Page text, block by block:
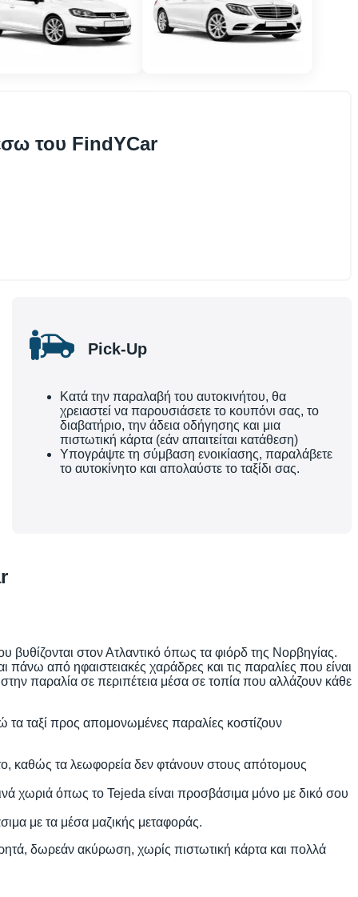
του FindYCar
Pick-Up
Κατά την παραλαβή του αυτοκινήτου, θα
χρειαστεί να παρουσιάσετε το κουπόνι σας, το
διαβατήριο, την άδεια οδήγησης και μια
πιστωτική κάρτα (εάν απαιτείται κατάθεση)
Υπογράψτε τη σύμβαση ενοικίασης, παραλάβετε
το αυτοκίνητο και απολαύστε το ταξίδι σας.
βυθίζονται στον Ατλαντικό όπως τα φιόρδ της Νορβηγίας.
από ηφαιστειακές χαράδρες και τις παραλίες που είναι
παραλία σε περιπέτεια μέσα σε τοπία που αλλάζουν κάθε
τα ταξί προς απομονωμένες παραλίες κοστίζουν
καθώς τα λεωφορεία δεν φτάνουν στους απότομους
χωριά όπως το Tejeda είναι προσβάσιμα μόνο με δικό σου
με τα μέσα μαζικής μεταφοράς.
δωρεάν ακύρωση, χωρίς πιστωτική κάρτα και πολλά